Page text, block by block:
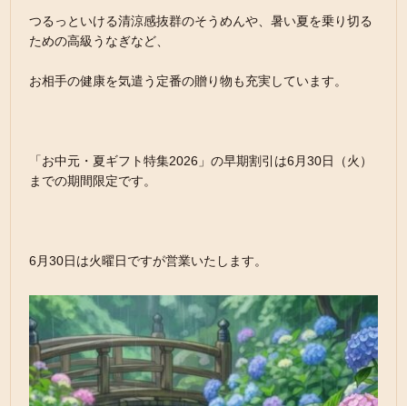
つるっといける清涼感抜群のそうめんや、暑い夏を乗り切る
ための高級うなぎなど、
お相手の健康を気遣う定番の贈り物も充実しています。
「お中元・夏ギフト特集2026」の早期割引は6月30日（火）
までの期間限定です。
6月30日は火曜日ですが営業いたします。